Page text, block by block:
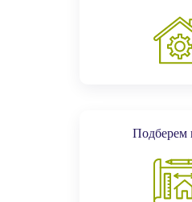
Подберем